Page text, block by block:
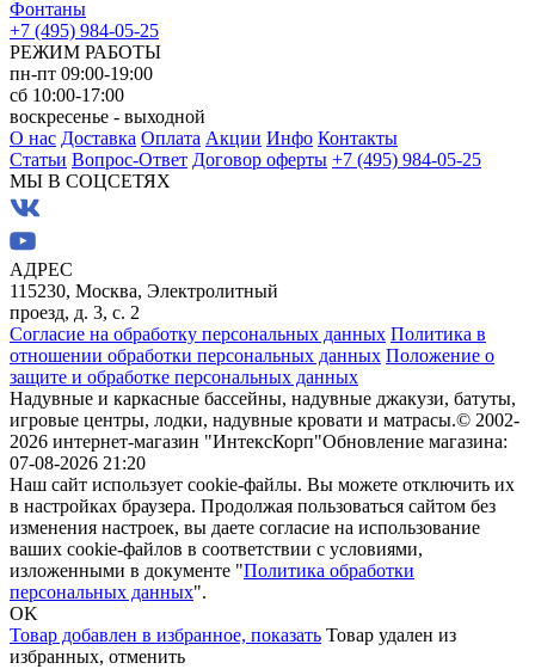
Фонтаны
+7 (495) 984-05-25
РЕЖИМ РАБОТЫ
пн-пт 09:00-19:00
сб 10:00-17:00
воскресенье - выходной
О нас Доставка Оплата Акции Инфо Контакты
Статьи Вопрос-Ответ Договор оферты +7 (495) 984-05-25
МЫ В СОЦСЕТЯХ
АДРЕС
115230, Москва, Электролитный
проезд, д. 3, с. 2
Согласие на обработку персональных данных Политика в
отношении обработки персональных данных Положение о
защите и обработке персональных данных
Надувные и каркасные бассейны, надувные джакузи, батуты,
игровые центры, лодки, надувные кровати и матрасы.© 2002-
2026 интернет-магазин "ИнтексКорп"Обновление магазина:
07-08-2026 21:20
Наш сайт использует cookie-файлы. Вы можете отключить их
в настройках браузера. Продолжая пользоваться сайтом без
изменения настроек, вы даете согласие на использование
ваших cookie-файлов в соответствии с условиями,
изложенными в документе "Политика обработки
персональных данных".
OK
Товар добавлен в избранное, показать Товар удален из
избранных, отменить